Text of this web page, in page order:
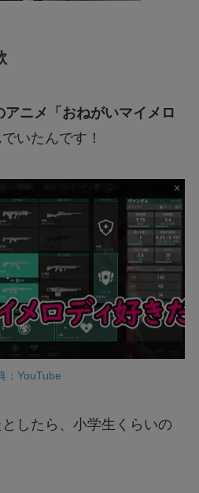
アニメ「おねがいマイメロ
いたんです！
：YouTube
したら、小学生くらいの